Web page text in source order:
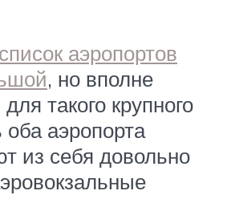
список аэропортов
, но вполне
такого крупного
оба аэропорта
из себя довольно